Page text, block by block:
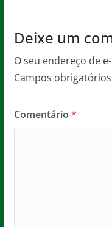
Deixe um
O seu endereço de
Campos
Comentário *